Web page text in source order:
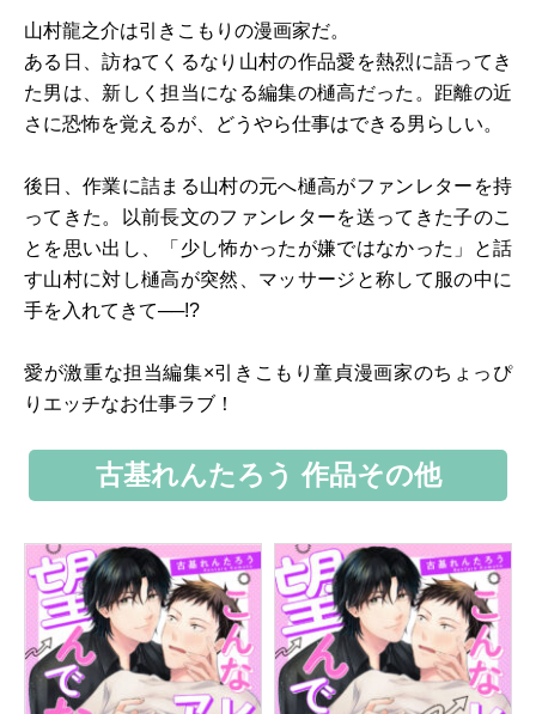
山村龍之介は引きこもりの漫画家だ。
ある日、訪ねてくるなり山村の作品愛を熱烈に語ってき
た男は、新しく担当になる編集の樋高だった。距離の近
さに恐怖を覚えるが、どうやら仕事はできる男らしい。
後日、作業に詰まる山村の元へ樋高がファンレターを持
ってきた。以前長文のファンレターを送ってきた子のこ
とを思い出し、「少し怖かったが嫌ではなかった」と話
す山村に対し樋高が突然、マッサージと称して服の中に
手を入れてきて──!?
愛が激重な担当編集×引きこもり童貞漫画家のちょっぴ
りエッチなお仕事ラブ！
古基れんたろう 作品その他